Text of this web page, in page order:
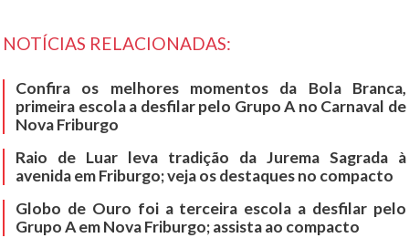
NOTÍCIAS RELACIONADAS:
Confira os melhores momentos da Bola Branca,
primeira escola a desfilar pelo Grupo A no Carnaval de
Nova Friburgo
Raio de Luar leva tradição da Jurema Sagrada à
avenida em Friburgo; veja os destaques no compacto
Globo de Ouro foi a terceira escola a desfilar pelo
Grupo A em Nova Friburgo; assista ao compacto